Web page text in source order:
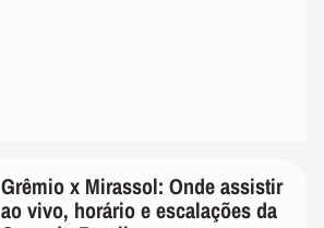
Grêmio x Mirassol: Onde assistir
ao vivo, horário e escalações da